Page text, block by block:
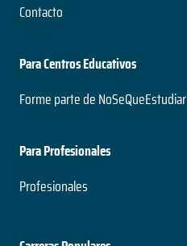
Contacto
Para Centros Educativos
Forme parte de NoSeQueEstudiar
Para Profesionales
Profesionales